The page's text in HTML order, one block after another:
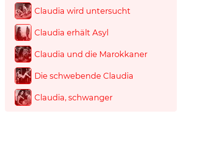
Claudia wird untersucht
Claudia erhält Asyl
Claudia und die Marokkaner
Die schwebende Claudia
Claudia, schwanger